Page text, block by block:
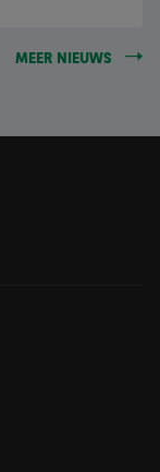
MEER NIEUWS